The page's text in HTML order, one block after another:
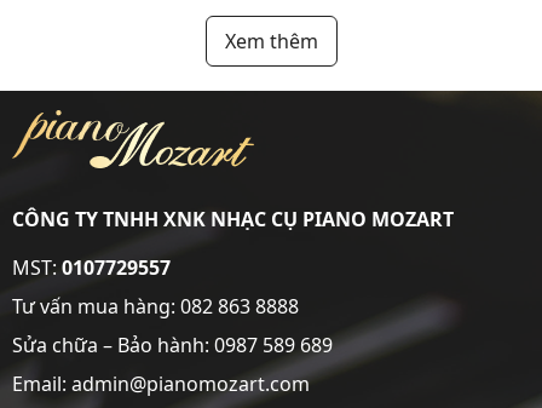
Xem thêm
CÔNG TY TNHH XNK NHẠC CỤ PIANO MOZART
MST:0107729557
Tư vấn mua hàng: 082 863 8888
Sửa chữa – Bảo hành: 0987 589 689
Email: admin@pianomozart.com